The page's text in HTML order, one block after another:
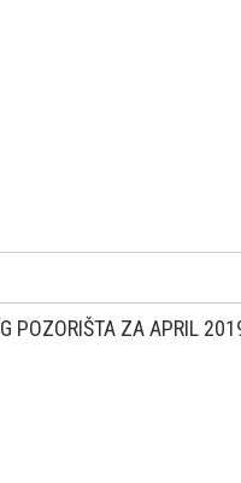
POZORIŠTA ZA APRIL